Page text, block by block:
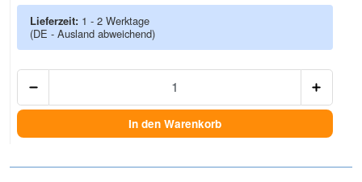
Lieferzeit: 1 - 2 Werktage
(DE - Ausland abweichend)
In den Warenkorb